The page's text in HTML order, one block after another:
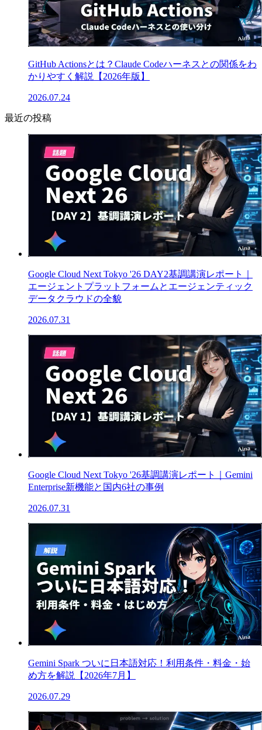
GitHub Actionsとは？Claude Codeハーネスとの関係をわ
かりやすく解説【2026年版】
2026.07.24
最近の投稿
Google Cloud Next Tokyo '26 DAY2基調講演レポート｜
エージェントプラットフォームとエージェンティック
データクラウドの全貌
2026.07.31
Google Cloud Next Tokyo '26基調講演レポート｜Gemini
Enterprise新機能と国内6社の事例
2026.07.31
Gemini Spark ついに日本語対応！利用条件・料金・始
め方を解説【2026年7月】
2026.07.29